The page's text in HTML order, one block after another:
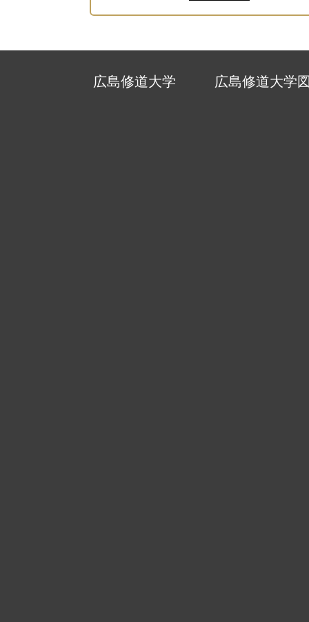
広島修道大学 広島修道大学